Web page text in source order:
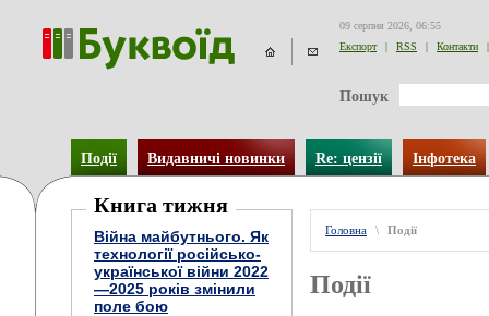
09 серпня 2026, 06:55
Експорт
| RSS | Контакти |
Пошук
Події Видавничі новинки Re: цензії Інфотека
Книга тижня
Війна майбутнього. Як
технології російсько-
української війни 2022
—2025 років змінили
поле бою
Головна \ Події
Події